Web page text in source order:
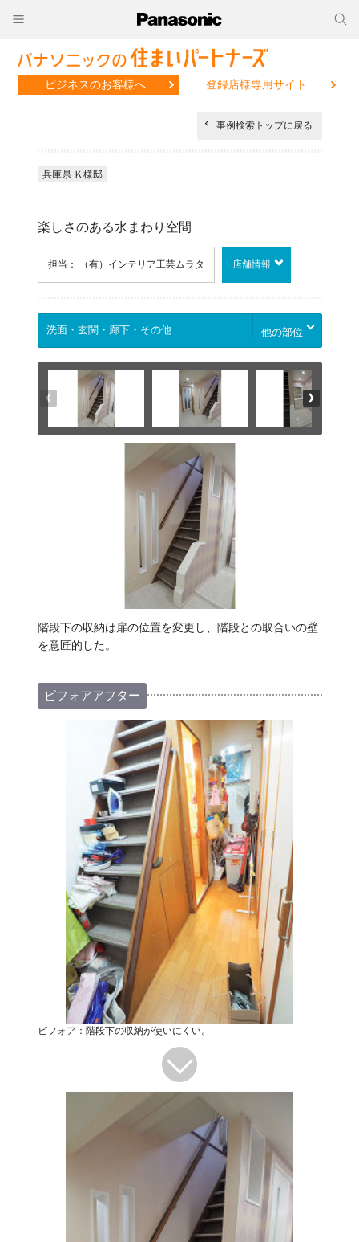
ビジネスのお客様へ 登録店様専用サイト
事例検索トップに戻る
兵庫県 Ｋ様邸
楽しさのある水まわり空間
担当： （有）インテリア工芸ムラタ 店舗情報
他の部位
階段下の収納は扉の位置を変更し、階段との取合いの壁
を意匠的した。
ビフォアアフター
ビフォア：階段下の収納が使いにくい。